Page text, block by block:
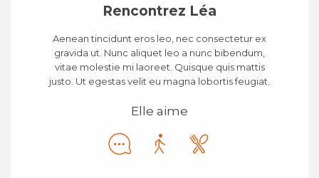
Rencontrez Léa
Aenean tincidunt eros leo, nec consectetur ex
gravida ut. Nunc aliquet leo a nunc bibendum,
vitae molestie mi laoreet. Quisque quis mattis
justo. Ut egestas velit eu magna lobortis feugiat.
Elle aime